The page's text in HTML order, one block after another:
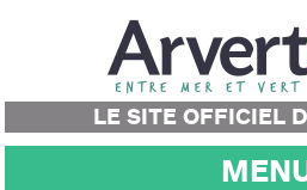
LE SITE OFFICIEL